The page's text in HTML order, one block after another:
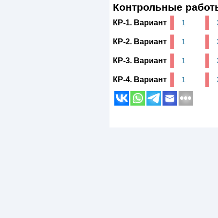
Контрольные
КР-1. Вариант 1
КР-2. Вариант 1
КР-3. Вариант 1
КР-4. Вариант 1